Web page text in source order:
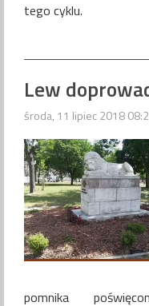
tego cyklu.
Lew
środa, 11 lipiec 2018
pomnika